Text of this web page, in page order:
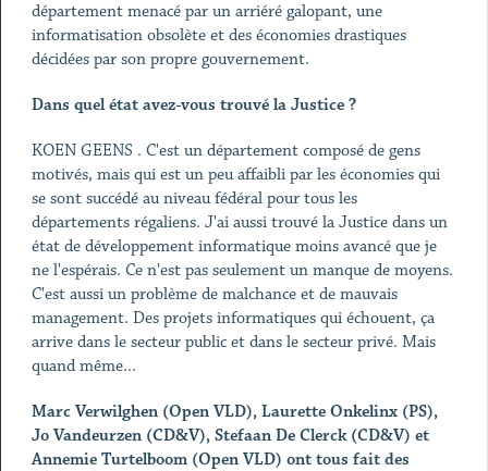
département menacé par un arriéré galopant, une
informatisation obsolète et des économies drastiques
décidées par son propre gouvernement.
Dans quel état avez-vous trouvé la Justice ?
KOEN GEENS . C'est un département composé de gens
motivés, mais qui est un peu affaibli par les économies qui
se sont succédé au niveau fédéral pour tous les
départements régaliens. J'ai aussi trouvé la Justice dans un
état de développement informatique moins avancé que je
ne l'espérais. Ce n'est pas seulement un manque de moyens.
C'est aussi un problème de malchance et de mauvais
management. Des projets informatiques qui échouent, ça
arrive dans le secteur public et dans le secteur privé. Mais
quand même...
Marc Verwilghen (Open VLD), Laurette Onkelinx (PS),
Jo Vandeurzen (CD&V), Stefaan De Clerck (CD&V) et
Annemie Turtelboom (Open VLD) ont tous fait des